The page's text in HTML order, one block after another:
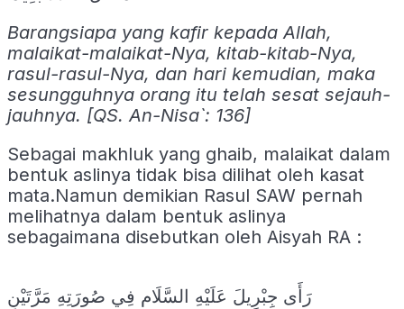
Barangsiapa yang kafir kepada Allah,
malaikat-malaikat-Nya, kitab-kitab-Nya,
rasul-rasul-Nya, dan hari kemudian, maka
sesungguhnya orang itu telah sesat sejauh-
jauhnya. [QS. An-Nisa`: 136]
Sebagai makhluk yang ghaib, malaikat dalam
bentuk aslinya tidak bisa dilihat oleh kasat
mata.Namun demikian Rasul SAW pernah
melihatnya dalam bentuk aslinya
sebagaimana disebutkan oleh Aisyah RA :
رَأَى جِبْرِيلَ عَلَيْهِ السَّلَام فِي صُورَتِهِ مَرَّتَيْنِ